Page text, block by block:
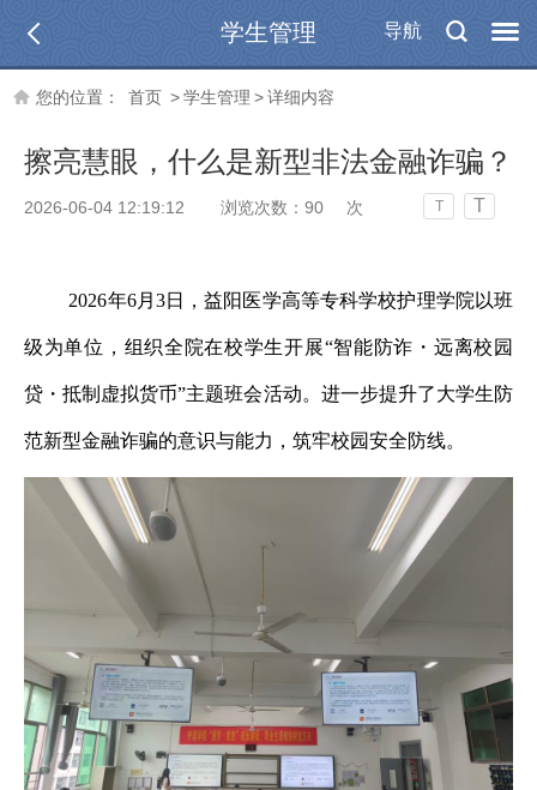
导航
学生管理
您的位置： 首页 >学生管理 >详细内容
擦亮慧眼，什么是新型非法金融诈骗？
2026-06-04 12:19:12 浏览次数： 90 次 T T
2026年6月3日，益阳医学高等专科学校护理学院以班
级为单位，组织全院在校学生开展“智能防诈・远离校园
贷・抵制虚拟货币”主题班会活动。进一步提升了大学生防
范新型金融诈骗的意识与能力，筑牢校园安全防线。